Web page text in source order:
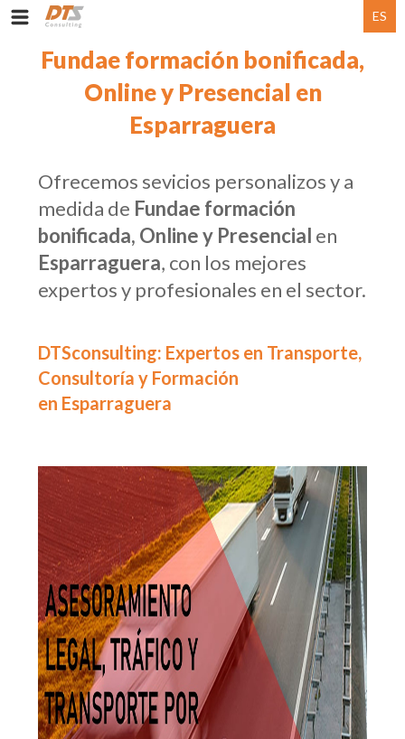
ES
Fundae formación bonificada,
Online y Presencial en
Esparraguera
Ofrecemos sevicios personalizos y a
medida de Fundae formación
bonificada, Online y Presencial en
Esparraguera, con los mejores
expertos y profesionales en el sector.
DTSconsulting: Expertos en Transporte,
Consultoría y Formación
en Esparraguera